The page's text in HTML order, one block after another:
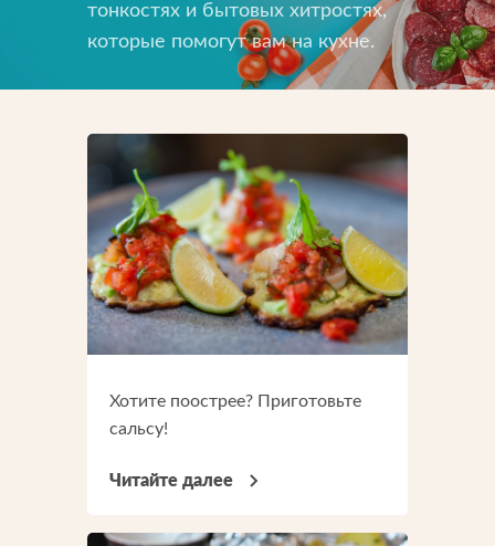
Советы и хитрости
О компании
Производство
Что-то новенькое
Контакты
тонкостях и бытовых хитростях,
которые помогут вам на кухне.
Хотите поострее? Приготовьте
сальсу!
Читайте далее